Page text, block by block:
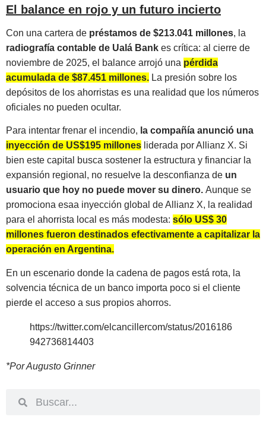
El balance en rojo y un futuro incierto
Con una cartera de préstamos de $213.041 millones, la
radiografía contable de Ualá Bank es crítica: al cierre de
noviembre de 2025, el balance arrojó una pérdida
acumulada de $87.451 millones. La presión sobre los
depósitos de los ahorristas es una realidad que los números
oficiales no pueden ocultar.
Para intentar frenar el incendio, la compañía anunció una
inyección de US$195 millones liderada por Allianz X. Si
bien este capital busca sostener la estructura y financiar la
expansión regional, no resuelve la desconfianza de un
usuario que hoy no puede mover su dinero. Aunque se
promociona esaa inyección global de Allianz X, la realidad
para el ahorrista local es más modesta: sólo US$ 30
millones fueron destinados efectivamente a capitalizar la
operación en Argentina.
En un escenario donde la cadena de pagos está rota, la
solvencia técnica de un banco importa poco si el cliente
pierde el acceso a sus propios ahorros.
https://twitter.com/elcancillercom/status/2016186
942736814403
*Por Augusto Grinner